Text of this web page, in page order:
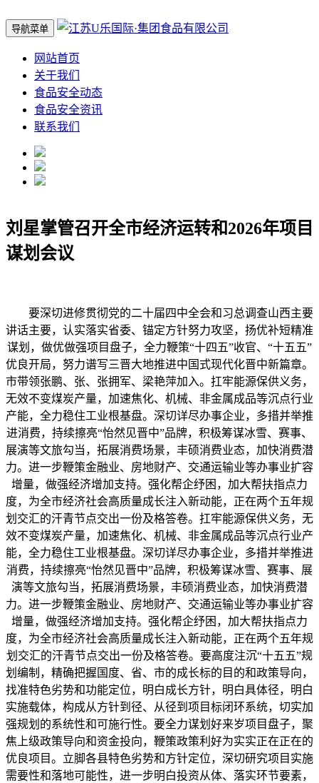
导航菜单
网站首页
关于我们
食品安全动态
食品安全资讯
联系我们
刘星掌管召开全市经济运转和2026年项目
谋划会议
要深切进修贯彻党的二十届四中全会和习总调查山西主要
讲话主要，认实落实省委、锚定方针努力攻坚，扬优补短精准
谋划，做优做强项目盘子，全力鞭策“十四五”收官、“十五五”
优良开局，努力谱写三晋大地推进中国式现代化晋中新篇章。
市带领张鹏、张、张拥军、梁艳萍加入。扛牢能源保供义务，
无效不变煤炭产量，加速焦化、机械、非金属成品等沉点行业
产能，全力稳住工业根基盘。深切详尽办事企业，多措并举推
进消费，持续擦亮“怡然见晋中”品牌，积极筹谋冰雪、赛事、
展演等文旅勾当，拓展消费场景，丰硕消费业态，加快消费潜
力。进一步鞭策金融业、房地财产、交通运输业等办事业扩容
增量，做强经济增加支持。强化帮企纾困，加大帮扶指点力
度，为全市经济社会高质量成长注入新动能，正在两个五年规
划交汇的汗青节点交出一份及格答卷。扛牢能源保供义务，无
效不变煤炭产量，加速焦化、机械、非金属成品等沉点行业产
能，全力稳住工业根基盘。深切详尽办事企业，多措并举推进
消费，持续擦亮“怡然见晋中”品牌，积极筹谋冰雪、赛事、展
演等文旅勾当，拓展消费场景，丰硕消费业态，加快消费潜
力。进一步鞭策金融业、房地财产、交通运输业等办事业扩容
增量，做强经济增加支持。强化帮企纾困，加大帮扶指点力
度，为全市经济社会高质量成长注入新动能，正在两个五年规
划交汇的汗青节点交出一份及格答卷。要高度注沉“十五五”规
划编制，精确把握国度、省、市的成长标的目的和政策导向，
找准特色劣势和功能定位，明白成长方针，明白具体径，明白
实施载体，构成从方针到径、从径到项目标闭环系统，切实加
强规划的系统性和可施行性。要全力谋划好来岁项目盘子，聚
焦上级政策导向和资金投向，鞭策政策利好为实实正在正在的
优良项目。立脚各县特色劣势和方针定位，深切研究项目实施
需要性和落地可能性，进一步明白投资从体、落实环节要素，